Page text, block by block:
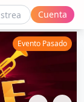
Cuenta
Evento Pasado